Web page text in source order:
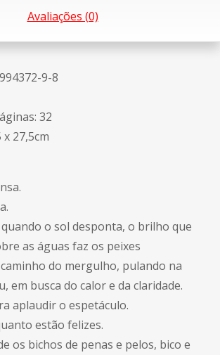
Avaliações (0)
9-8
32
27,5cm
o sol desponta, o brilho que
as águas faz os peixes
do mergulho, pulando na
em busca do calor e da claridade.
aplaudir o espetáculo.
estão felizes.
os bichos de penas e pelos, bico e